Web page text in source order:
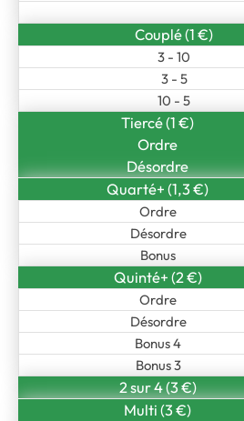
Couplé (1 €)
3 - 10
3 - 5
10 - 5
Tiercé (1 €)
Ordre
Désordre
Quarté+ (1,3 €)
Ordre
Désordre
Bonus
Quinté+ (2 €)
Ordre
Désordre
Bonus 4
Bonus 3
2 sur 4 (3 €)
Multi (3 €)